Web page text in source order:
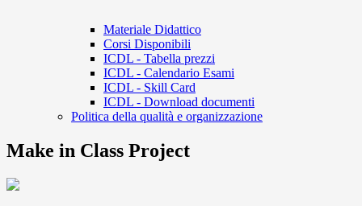
Materiale Didattico
Corsi Disponibili
ICDL - Tabella prezzi
ICDL - Calendario Esami
ICDL - Skill Card
ICDL - Download documenti
Politica della qualità e organizzazione
Make in Class Project